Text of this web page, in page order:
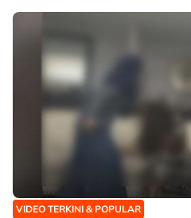
VIDEO TERKINI & POPULAR